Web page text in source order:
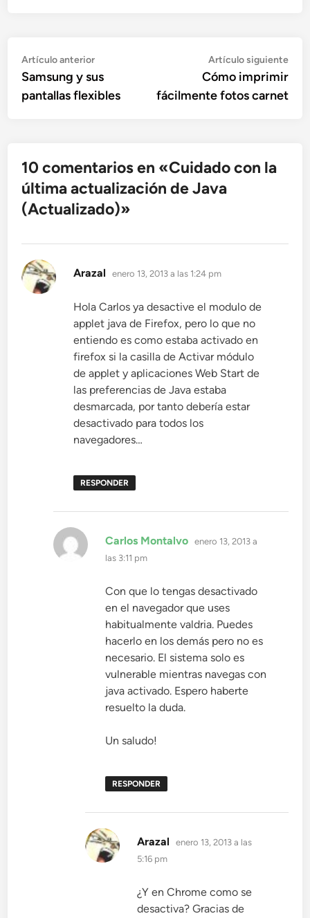
Navegación
de
entradas
Artículo anteriorArtículo
anterior:
Samsung y sus
pantallas flexibles
Artículo siguiente
Cómo imprimir
fácilmente fotos carnet
10 comentarios en «Cuidado con la
última actualización de Java
(Actualizado)»
Arazal dice:
enero 13, 2013 a las 1:24 pm
Hola Carlos ya desactive el modulo de
applet java de Firefox, pero lo que no
entiendo es como estaba activado en
firefox si la casilla de Activar módulo
de applet y aplicaciones Web Start de
las preferencias de Java estaba
desmarcada, por tanto debería estar
desactivado para todos los
navegadores…
RESPONDER
Carlos Montalvo dice:
enero 13, 2013 a
las 3:11 pm
Con que lo tengas desactivado
en el navegador que uses
habitualmente valdria. Puedes
hacerlo en los demás pero no es
necesario. El sistema solo es
vulnerable mientras navegas con
java activado. Espero haberte
resuelto la duda.
Un saludo!
RESPONDER
Arazal dice:
enero 13, 2013 a las
5:16 pm
¿Y en Chrome como se
desactiva? Gracias de